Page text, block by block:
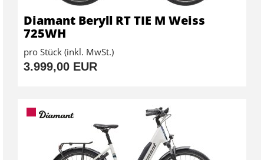
Diamant Beryll RT TIE M Weiss
725WH
pro Stück (inkl. MwSt.)
3.999,00 EUR